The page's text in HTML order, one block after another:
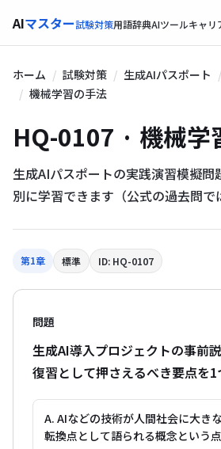
AIマスター試験対策用語辞典AIツールキャリ
ホーム 試験対策 生成AIパスポート
機械学習の手法
HQ-0107 · 機械学
生成AIパスポートの実践演習模擬問
別に学習できます（公式の過去問で
第1章 標準 ID: HQ-0107
問題
生成AI導入プロジェクトの事前
復習として押さえるべき要点を1
A. AIなどの技術が人間社会に大き
転換点として語られる概念という点